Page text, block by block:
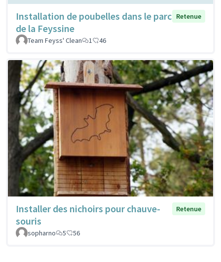
Installation de poubelles dans le parc
de la Feyssine
Retenue
Team Feyss' Clean 1 46
Installer des nichoirs pour chauve-
souris
Retenue
sopharno 5 56